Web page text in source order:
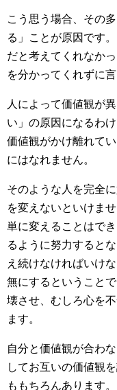
こう思う場合、その
る」ことが原因です
だと考えてくれなか
を分かってくれずに
人によって価値観が
い」の原因になるわ
価値観がかけ離れて
にはなれません。
そのような人を完全
を変えないといけま
単に変えることはで
るように努力すると
え続けなければいけ
無にするということ
壊させ、むしろ心を
ます。
自分と価値観が合わ
してお互いの価値観
ももちろんあります